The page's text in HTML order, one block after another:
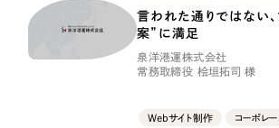
採用DX支援
リープ・リクルーティング／ 採用業
リープ・キャリア ／人材紹介サー
その他のサービス
言われた通りではない
案”に満足
泉洋港運株式会社
常務取締役 桧垣拓司 様
Webサイト制作 コーポレー